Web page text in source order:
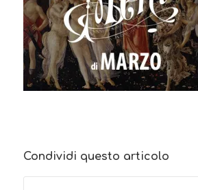
Condividi questo articolo